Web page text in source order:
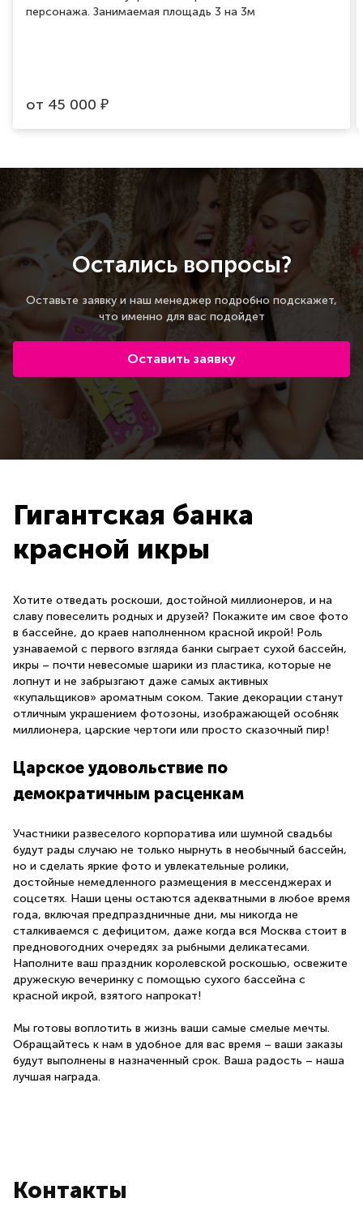
персонажа. Занимаемая площадь 3 на 3м
от 45 000 ₽
Остались вопросы?
Оставьте заявку и наш менеджер подробно подскажет,
что именно для вас подойдет
Оставить заявку
Гигантская банка
красной икры
Хотите отведать роскоши, достойной миллионеров, и на
славу повеселить родных и друзей? Покажите им свое фото
в бассейне, до краев наполненном красной икрой! Роль
узнаваемой с первого взгляда банки сыграет сухой бассейн,
икры – почти невесомые шарики из пластика, которые не
лопнут и не забрызгают даже самых активных
«купальщиков» ароматным соком. Такие декорации станут
отличным украшением фотозоны, изображающей особняк
миллионера, царские чертоги или просто сказочный пир!
Царское удовольствие по
демократичным расценкам
Участники развеселого корпоратива или шумной свадьбы
будут рады случаю не только нырнуть в необычный бассейн,
но и сделать яркие фото и увлекательные ролики,
достойные немедленного размещения в мессенджерах и
соцсетях. Наши цены остаются адекватными в любое время
года, включая предпраздничные дни, мы никогда не
сталкиваемся с дефицитом, даже когда вся Москва стоит в
предновогодних очередях за рыбными деликатесами.
Наполните ваш праздник королевской роскошью, освежите
дружескую вечеринку с помощью сухого бассейна с
красной икрой, взятого напрокат!
Мы готовы воплотить в жизнь ваши самые смелые мечты.
Обращайтесь к нам в удобное для вас время – ваши заказы
будут выполнены в назначенный срок. Ваша радость – наша
лучшая награда.
Контакты